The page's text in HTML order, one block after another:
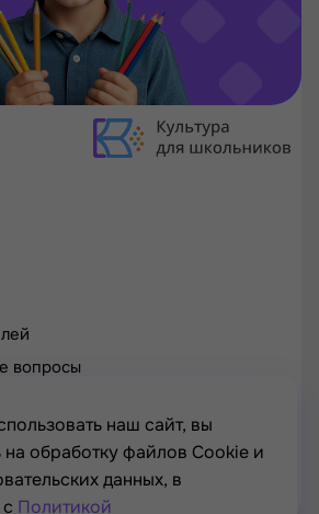
вопросы
наш сайт, вы
на обработку файлов Cookie и
данных, в
Политикой